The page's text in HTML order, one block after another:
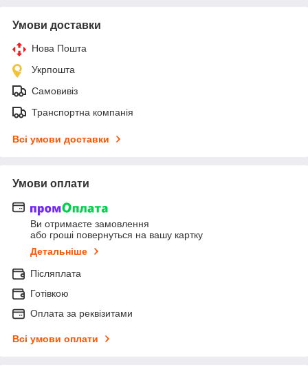
Умови доставки
Нова Пошта
Укрпошта
Самовивіз
Транспортна компанія
Всі умови доставки
Умови оплати
Ви отримаєте замовлення
або гроші повернуться на вашу картку
Детальніше
Післяплата
Готівкою
Оплата за реквізитами
Всі умови оплати